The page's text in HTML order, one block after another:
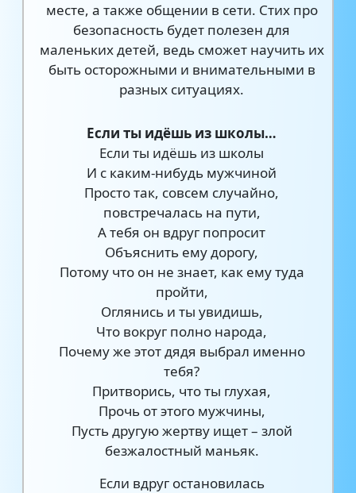
месте, а также общении в сети. Стих про
безопасность будет полезен для
маленьких детей, ведь сможет научить их
быть осторожными и внимательными в
разных ситуациях.
Если ты идёшь из школы…
Если ты идёшь из школы
И с каким-нибудь мужчиной
Просто так, совсем случайно,
повстречалась на пути,
А тебя он вдруг попросит
Объяснить ему дорогу,
Потому что он не знает, как ему туда
пройти,
Оглянись и ты увидишь,
Что вокруг полно народа,
Почему же этот дядя выбрал именно
тебя?
Притворись, что ты глухая,
Прочь от этого мужчины,
Пусть другую жертву ищет – злой
безжалостный маньяк.
Если вдруг остановилась